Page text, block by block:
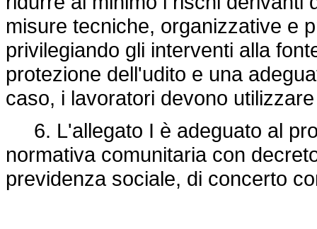
misure tecniche, organizzative e
privilegiando gli interventi alla
protezione dell'udito e una
caso, i lavoratori devono
6. L'allegato I è adeguato al
normativa comunitaria con
previdenza sociale, di concerto